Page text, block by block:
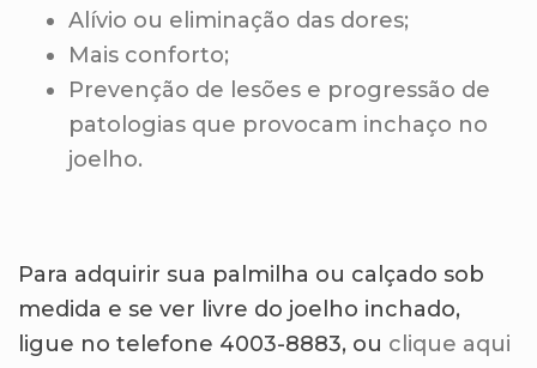
Alívio ou eliminação das dores;
Mais conforto;
Prevenção de lesões e progressão de
patologias que provocam inchaço no
joelho.
Para adquirir sua palmilha ou calçado sob
medida e se ver livre do joelho inchado,
ligue no telefone 4003-8883, ou clique aqui